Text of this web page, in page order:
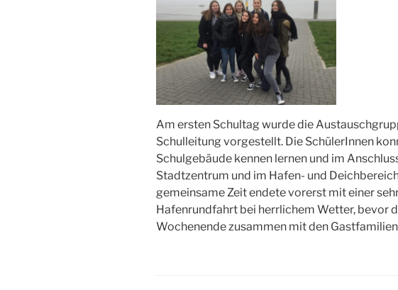
Am ersten Schultag wurde die
Schulleitung vorgestellt. Die SchülerInnen
Schulgebäude kennen lernen und im
Stadtzentrum und im Hafen- und
gemeinsame Zeit endete vorerst mit einer
Hafenrundfahrt bei herrlichem Wetter, bevor
Wochenende zusammen mit den